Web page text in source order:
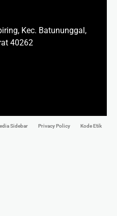
Kec. Batununggal,
40262
Sidebar Privacy Policy Kode Etik